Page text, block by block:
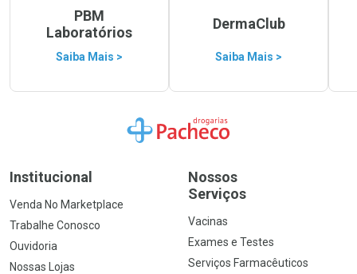
PBM
Laboratórios
Saiba Mais >
DermaClub
Saiba Mais >
Ir para a Home
Institucional
Venda No Marketplace
Trabalhe Conosco
Ouvidoria
Nossas Lojas
Nossos
Serviços
Vacinas
Exames e Testes
Serviços Farmacêuticos